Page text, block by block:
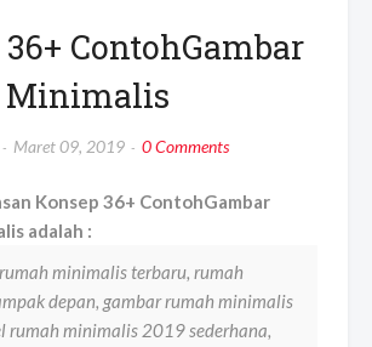
ContohGambar
Minimalis
Maret 09, 2019 0 Comments
Konsep 36+ ContohGambar
adalah :
minimalis terbaru, rumah
depan, gambar rumah minimalis
rumah minimalis 2019 sederhana,